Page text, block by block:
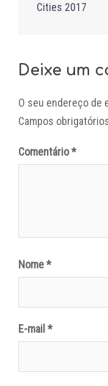
Cities 2017
Deixe um
O seu endereço de
Campos
Comentário*
Nome*
E-mail *